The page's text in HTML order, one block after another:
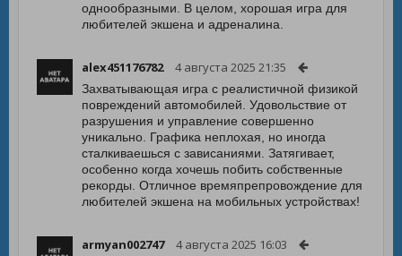
однообразными. В целом, хорошая игра для
любителей экшена и адреналина.
alex451176782 4 августа 2025 21:35
Захватывающая игра с реалистичной физикой
повреждений автомобилей. Удовольствие от
разрушения и управление совершенно
уникально. Графика неплохая, но иногда
сталкиваешься с зависаниями. Затягивает,
особенно когда хочешь побить собственные
рекорды. Отличное времяпрепровождение для
любителей экшена на мобильных устройствах!
armyan002747 4 августа 2025 16:03